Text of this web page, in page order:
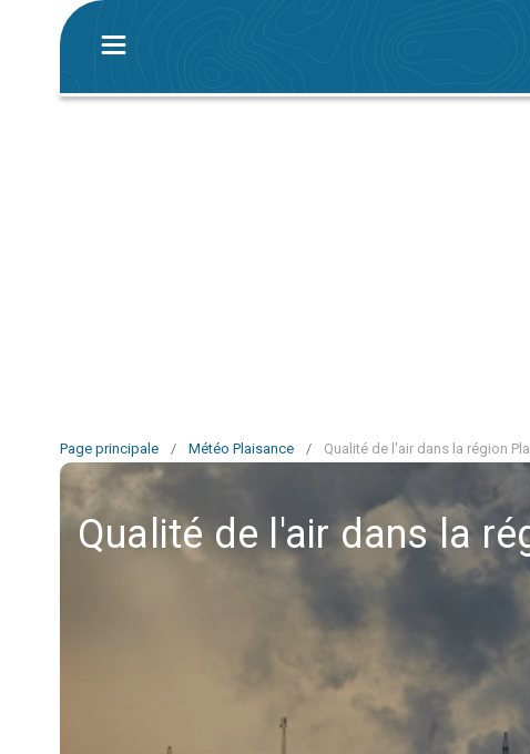
Page principale / Météo Plaisance / Qualité de l'air dans la région
Qualité de l'air dans la